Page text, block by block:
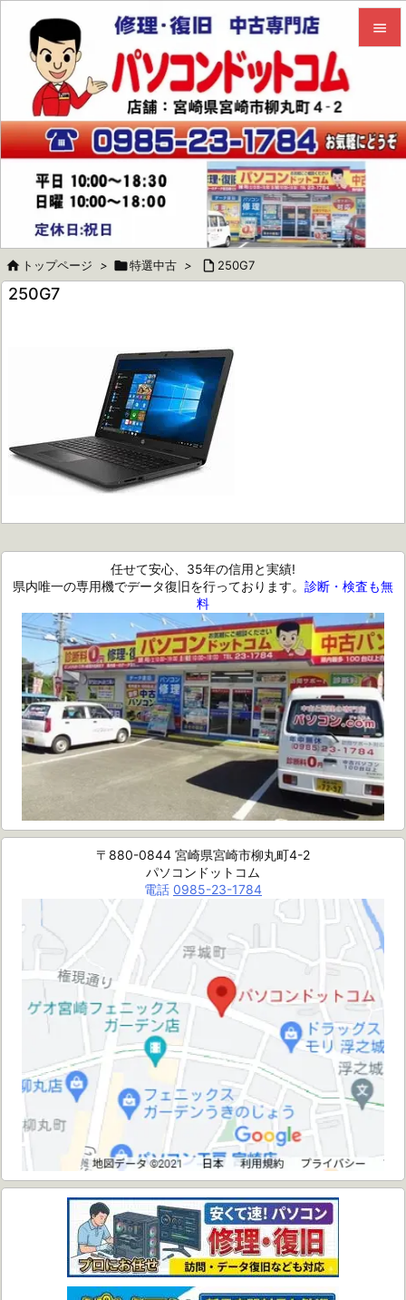

サイド


 トップページ > 特選中古 >  250G7
250G7
任せて安心、35年の信用と実績!
県内唯一の専用機でデータ復旧を行っております。 診断・検査も無
料
〒880-0844 宮崎県宮崎市柳丸町4-2
パソコンドットコム
電話 0985-23-1784